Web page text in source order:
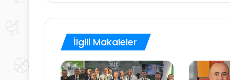
İlgili Makaleler